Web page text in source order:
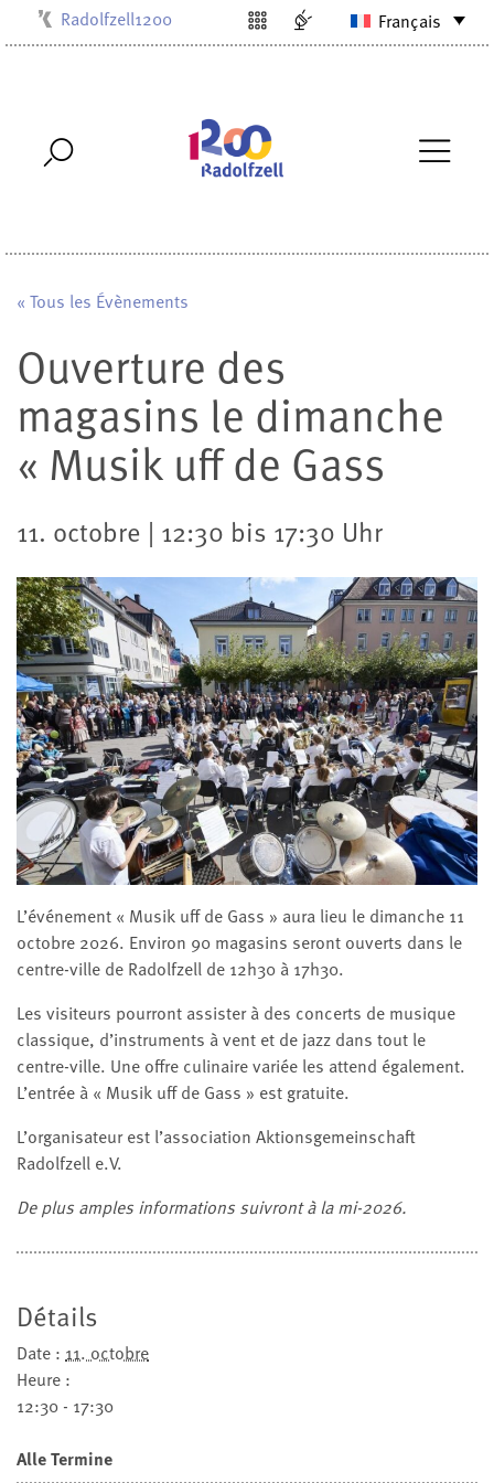
Musikschule
Stadtbibliothek
Villa Bosch
Radolfzell1200 Français
« Tous les Évènements
Ouverture des
magasins le dimanche
« Musik uff de Gass
11. octobre | 12:30 bis 17:30 Uhr
L’événement « Musik uff de Gass » aura lieu le dimanche 11
octobre 2026. Environ 90 magasins seront ouverts dans le
centre-ville de Radolfzell de 12h30 à 17h30.
Les visiteurs pourront assister à des concerts de musique
classique, d’instruments à vent et de jazz dans tout le
centre-ville. Une offre culinaire variée les attend également.
L’entrée à « Musik uff de Gass » est gratuite.
L’organisateur est l’association Aktionsgemeinschaft
Radolfzell e.V.
De plus amples informations suivront à la mi-2026.
Détails
Date : 11. octobre
Heure :
12:30 - 17:30
Alle Termine